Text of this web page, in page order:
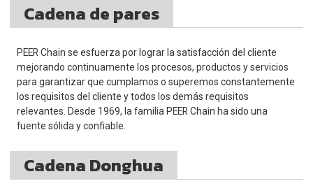
Cadena de pares
PEER Chain se esfuerza por lograr la satisfacción del cliente
mejorando continuamente los procesos, productos y servicios
para garantizar que cumplamos o superemos constantemente
los requisitos del cliente y todos los demás requisitos
relevantes. Desde 1969, la familia PEER Chain ha sido una
fuente sólida y confiable.
Cadena Donghua